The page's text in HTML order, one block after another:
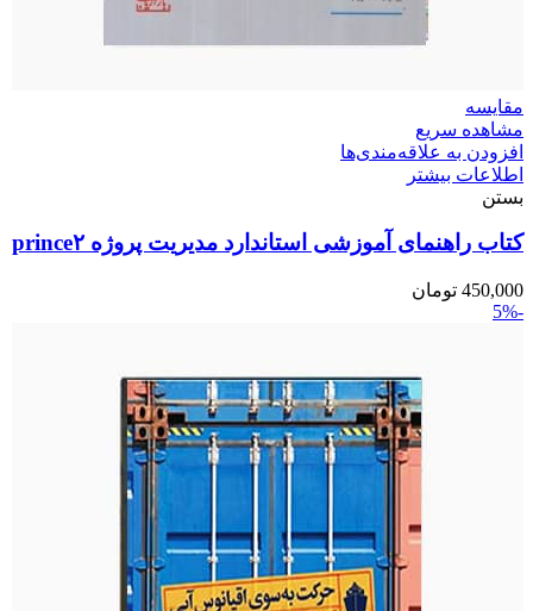
مقایسه
مشاهده سریع
افزودن به علاقه‌مندی‌ها
اطلاعات بیشتر
بستن
کتاب راهنمای آموزشی استاندارد مدیریت پروژه prince۲
450,000 تومان
-5%